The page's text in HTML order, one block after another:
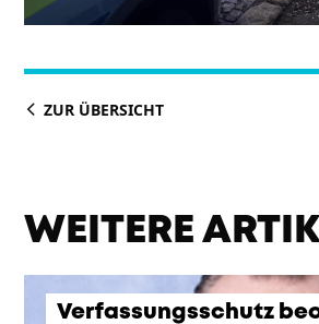
ZUR ÜBERSICHT
WEITERE
Verfassungsschutz